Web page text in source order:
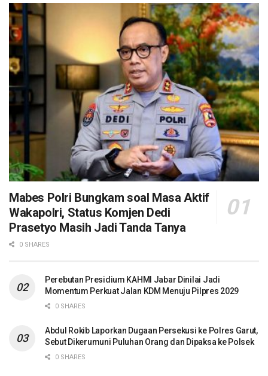
Mabes Polri Bungkam soal Masa Aktif
Wakapolri, Status Komjen Dedi
Prasetyo Masih Jadi Tanda Tanya
0 SHARES
Perebutan Presidium KAHMI Jabar Dinilai Jadi
Momentum Perkuat Jalan KDM Menuju Pilpres 2029
0 SHARES
Abdul Rokib Laporkan Dugaan Persekusi ke Polres Garut,
Sebut Dikerumuni Puluhan Orang dan Dipaksa ke Polsek
0 SHARES